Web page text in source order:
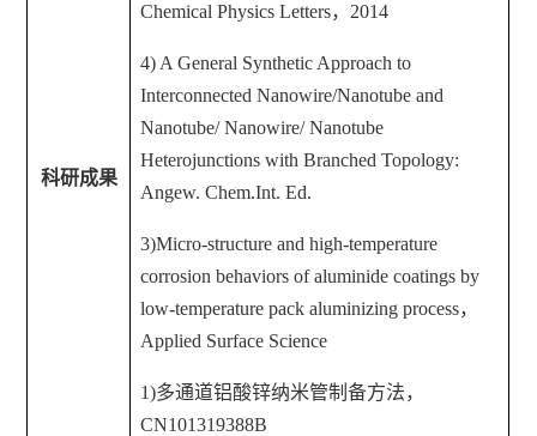
科研成果
Chemical Physics Letters， 2014
4) A General Synthetic Approach to
Interconnected Nanowire/Nanotube and
Nanotube/ Nanowire/ Nanotube
Heterojunctions with Branched Topology:
Angew. Chem.Int. Ed.
3)Micro-structure and high-temperature
corrosion behaviors of aluminide coatings by
low-temperature pack aluminizing process，
Applied Surface Science
1)多通道铝酸锌纳米管制备方法，
CN101319388B